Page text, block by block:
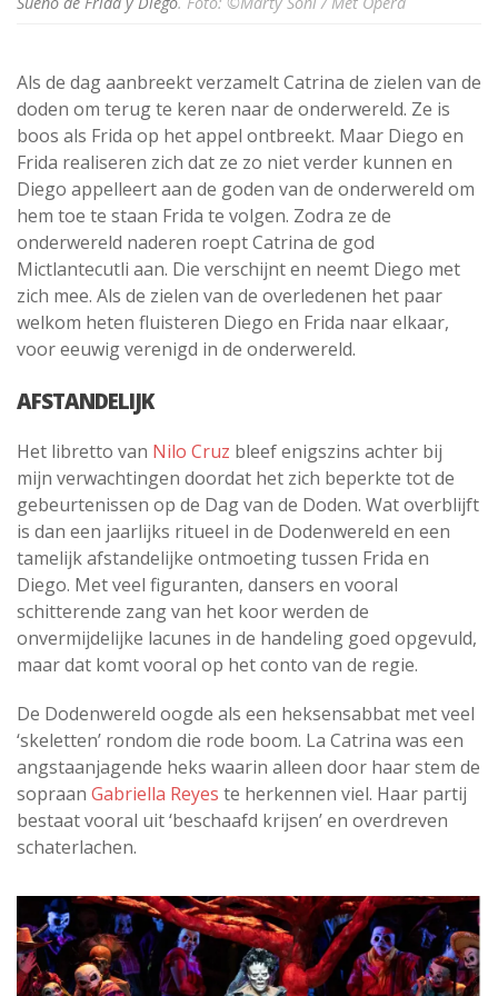
Als de dag aanbreekt verzamelt Catrina de zielen van de
doden om terug te keren naar de onderwereld. Ze is
boos als Frida op het appel ontbreekt. Maar Diego en
Frida realiseren zich dat ze zo niet verder kunnen en
Diego appelleert aan de goden van de onderwereld om
hem toe te staan Frida te volgen. Zodra ze de
onderwereld naderen roept Catrina de god
Mictlantecutli aan. Die verschijnt en neemt Diego met
zich mee. Als de zielen van de overledenen het paar
welkom heten fluisteren Diego en Frida naar elkaar,
voor eeuwig verenigd in de onderwereld.
AFSTANDELIJK
Het libretto van Nilo Cruz bleef enigszins achter bij
mijn verwachtingen doordat het zich beperkte tot de
gebeurtenissen op de Dag van de Doden. Wat overblijft
is dan een jaarlijks ritueel in de Dodenwereld en een
tamelijk afstandelijke ontmoeting tussen Frida en
Diego. Met veel figuranten, dansers en vooral
schitterende zang van het koor werden de
onvermijdelijke lacunes in de handeling goed opgevuld,
maar dat komt vooral op het conto van de regie.
De Dodenwereld oogde als een heksensabbat met veel
‘skeletten’ rondom die rode boom. La Catrina was een
angstaanjagende heks waarin alleen door haar stem de
sopraan Gabriella Reyes te herkennen viel. Haar partij
bestaat vooral uit ‘beschaafd krijsen’ en overdreven
schaterlachen.